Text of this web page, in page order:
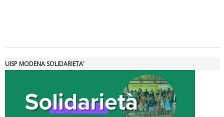
Tiziano Pesce a Radio InBlu2000 traccia il bilancio della stagione
UISP MODENA SOLIDARIETA'